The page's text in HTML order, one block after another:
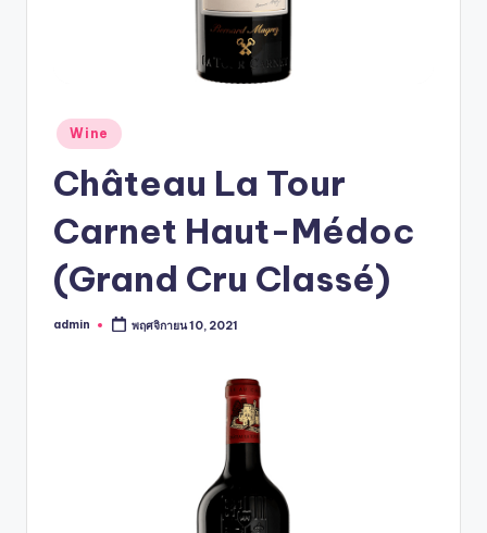
Wine
Château La Tour
Carnet Haut-Médoc
(Grand Cru Classé)
admin พฤศจิกายน 10, 2021